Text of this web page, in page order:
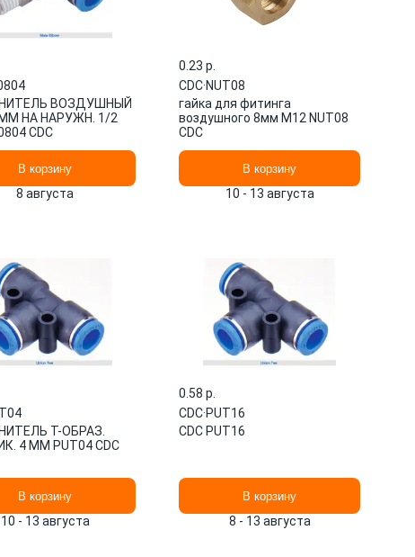
ВОЗДУШНЫЙ
НА НАРУЖН. 1/2
CDC
В корзину
8 августа
0.23 p.
CDC·NUT08
гайка для фитинга
воздушного 8мм M12 NUT08
CDC
В корзину
10 - 13 августа
T-ОБРАЗ.
4 ММ PUT04 CDC
В корзину
10 - 13 августа
0.58 p.
CDC·PUT16
CDC PUT16
В корзину
8 - 13 августа